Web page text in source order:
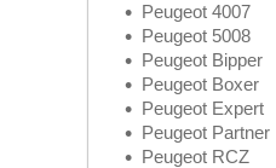
Peugeot 4007
Peugeot 5008
Peugeot Bipper
Peugeot Boxer
Peugeot Expert
Peugeot Partner
Peugeot RCZ